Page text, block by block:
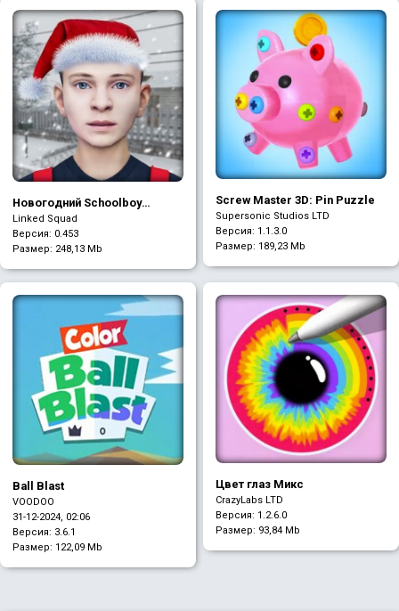
Новогодний Schoolboy
Runaway
Linked Squad
Версия: 0.453
Размер: 248,13 Mb
Screw Master 3D: Pin Puzzle
Supersonic Studios LTD
Версия: 1.1.3.0
Размер: 189,23 Mb
Ball Blast
VOODOO
31-12-2024, 02:06
Версия: 3.6.1
Размер: 122,09 Mb
Цвет глаз Микс
CrazyLabs LTD
Версия: 1.2.6.0
Размер: 93,84 Mb